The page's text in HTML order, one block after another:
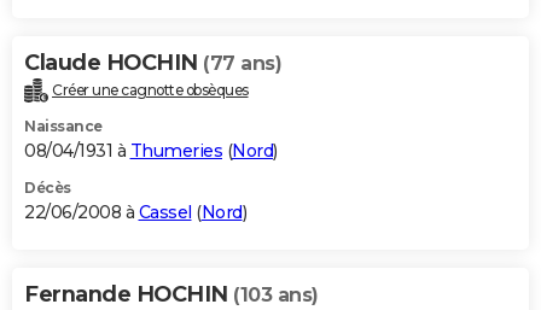
Claude HOCHIN (77 ans)
Créer une cagnotte obsèques
Naissance
08/04/1931 à Thumeries (Nord)
Décès
22/06/2008 à Cassel (Nord)
Fernande HOCHIN (103 ans)